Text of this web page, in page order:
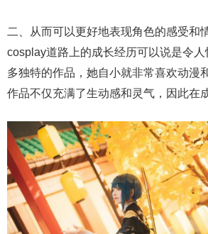
二、从而可以更好地表现角色的感受和
cosplay道路上的成长经历可以说是令
多独特的作品，她自小就非常喜欢动漫
作品不仅充满了生动感和灵气，因此在